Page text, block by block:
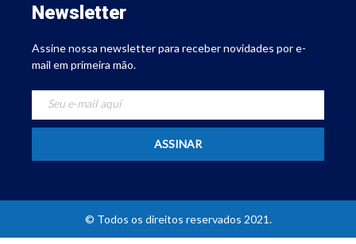
Newsletter
Assine nossa newsletter para receber novidades por e-
mail em primeira mão.
© Todos os direitos reservados 2021.